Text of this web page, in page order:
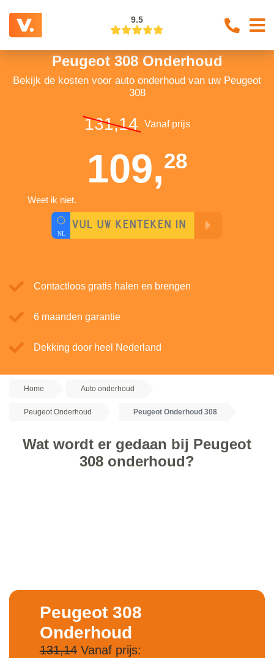
9.5
Peugeot 308 Onderhoud
Bekijk de kosten voor auto onderhoud van uw Peugeot
308
131,14 Vanaf prijs
109,28
Weet ik niet.
Contactloos gratis halen en brengen
6 maanden garantie
Dekking door heel Nederland
Home Auto onderhoud
Peugeot Onderhoud Peugeot Onderhoud 308
Wat wordt er gedaan bij Peugeot
308 onderhoud?
Peugeot 308
Onderhoud
131,14Vanaf prijs: